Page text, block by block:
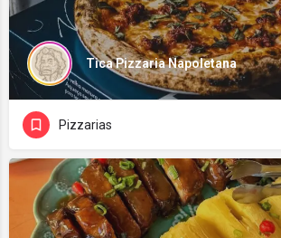
Tica Pizzaria Napoletana
Pizzarias